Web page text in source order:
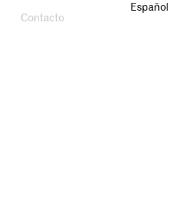
Contacto
Español